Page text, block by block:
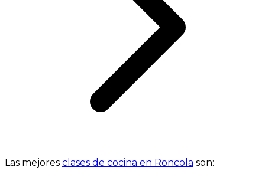
Las mejores clases de cocina en Roncola son: